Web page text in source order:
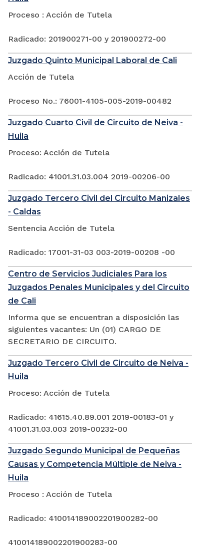
Proceso : Acción de Tutela
Radicado: 201900271-00 y 201900272-00
Juzgado Quinto Municipal Laboral de Cali
Acción de Tutela
Proceso No.: 76001-4105-005-2019-00482
Juzgado Cuarto Civil de Circuito de Neiva -
Huila
Proceso: Acción de Tutela
Radicado: 41001.31.03.004 2019-00206-00
Juzgado Tercero Civil del Circuito Manizales
- Caldas
Sentencia Acción de Tutela
Radicado: 17001-31-03 003-2019-00208 -00
Centro de Servicios Judiciales Para los
Juzgados Penales Municipales y del Circuito
de Cali
Informa que se encuentran a disposición las
siguientes vacantes: Un (01) CARGO DE
SECRETARIO DE CIRCUITO.
Juzgado Tercero Civil de Circuito de Neiva -
Huila
Proceso: Acción de Tutela
Radicado: 41615.40.89.001 2019-00183-01 y
41001.31.03.003 2019-00232-00
Juzgado Segundo Municipal de Pequeñas
Causas y Competencia Múltiple de Neiva -
Huila
Proceso : Acción de Tutela
Radicado: 410014189002201900282-00
410014189002201900283-00